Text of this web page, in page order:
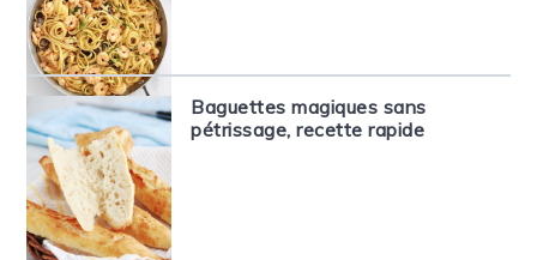
Baguettes magiques sans
pétrissage, recette rapide